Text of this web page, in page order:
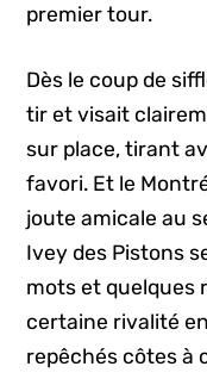
premier tour.
Dès le coup de
tir et visait
sur place, tirant
favori. Et le
joute amicale au
Ivey des Pistons
mots et quelques
certaine rivalité
repêchés côtes à